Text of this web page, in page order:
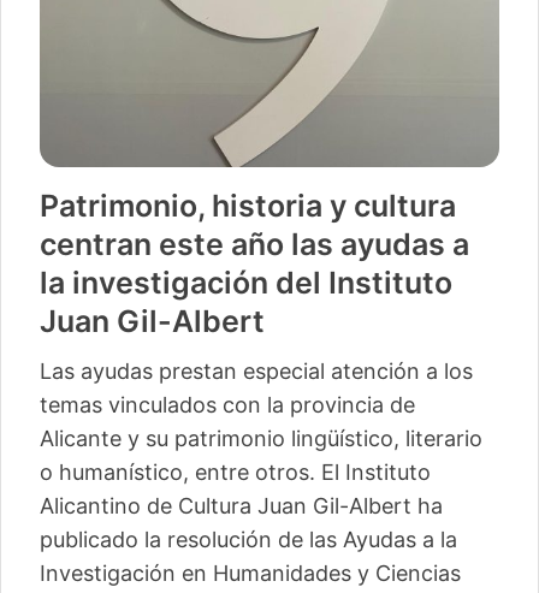
Patrimonio, historia y cultura
centran este año las ayudas a
la investigación del Instituto
Juan Gil-Albert
Las ayudas prestan especial atención a los
temas vinculados con la provincia de
Alicante y su patrimonio lingüístico, literario
o humanístico, entre otros. El Instituto
Alicantino de Cultura Juan Gil-Albert ha
publicado la resolución de las Ayudas a la
Investigación en Humanidades y Ciencias